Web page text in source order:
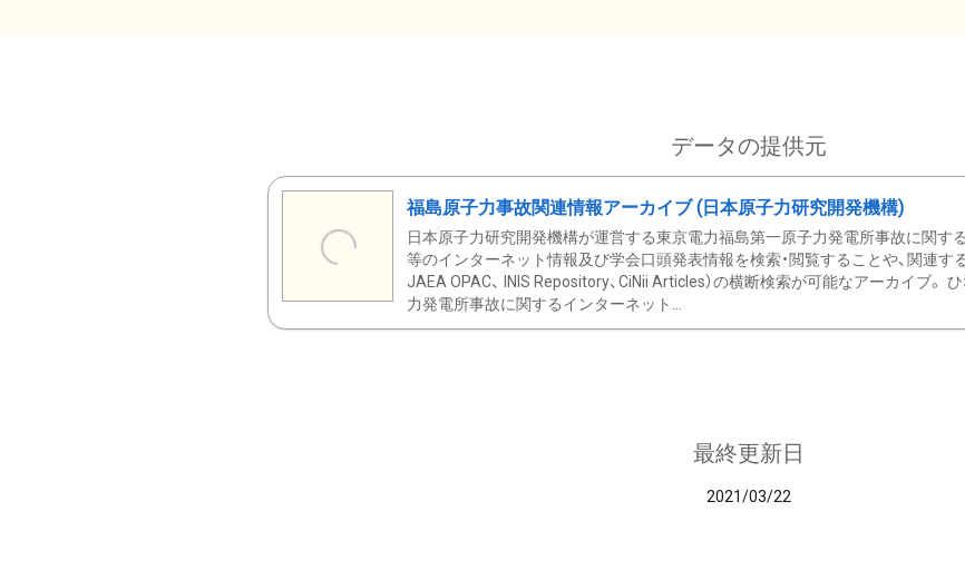
データの提供元
福島原子力事故関連情報アーカイブ (日本原子力研究開発機構)
日本原子力研究開発機構が運営する東京電力福島第一原子力発電所事故に関する
等のインターネット情報及び学会口頭発表情報を検索・閲覧することや、関連す
JAEA OPAC、 INIS Repository、CiNii Articles）の横断検索が可能なアーカイブ。
力発電所事故に関するインターネット...
最終更新日
2021/03/22